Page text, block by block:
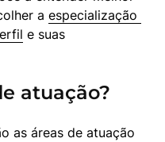
a especialização
e suas
atuação?
as áreas de atuação